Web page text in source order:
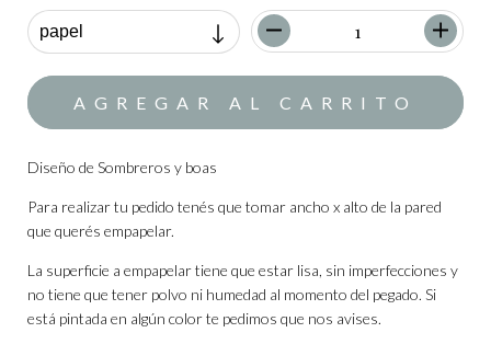
Diseño de Sombreros y boas
Para realizar tu pedido tenés que tomar ancho x alto de la pared
que querés empapelar.
La superficie a empapelar tiene que estar lisa, sin imperfecciones y
no tiene que tener polvo ni humedad al momento del pegado. Si
está pintada en algún color te pedimos que nos avises.